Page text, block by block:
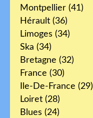
Montpellier (41)
Hérault (36)
Limoges (34)
Ska (34)
Bretagne (32)
France (30)
Ile-De-France (29)
Loiret (28)
Blues (24)